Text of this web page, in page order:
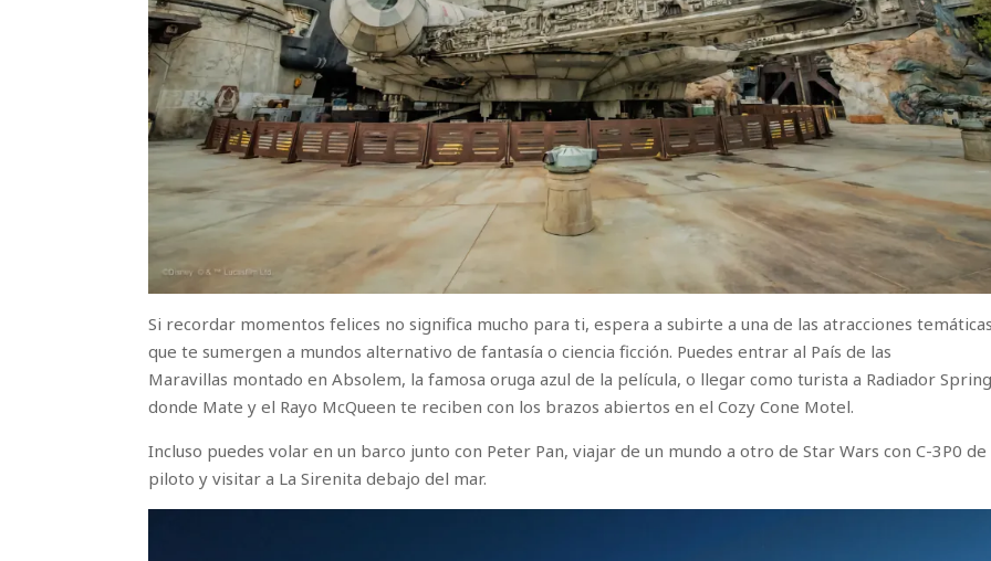
Si recordar momentos felices no significa mucho para ti, espera a subirte a una de las atracciones
que te sumergen a mundos alternativo de fantasía o ciencia ficción. Puedes entrar al País de las
Maravillas montado en Absolem, la famosa oruga azul de la película, o llegar como turista a Radiador
donde Mate y el Rayo McQueen te reciben con los brazos abiertos en el Cozy Cone Motel.
Incluso puedes volar en un barco junto con Peter Pan, viajar de un mundo a otro de Star Wars con C-3P0 de
piloto y visitar a La Sirenita debajo del mar.